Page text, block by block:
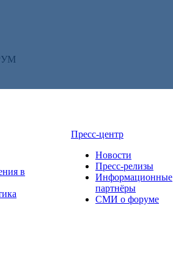
в
Пресс-центр
Новости
Пресс-релизы
Информационные
партнёры
СМИ о форуме